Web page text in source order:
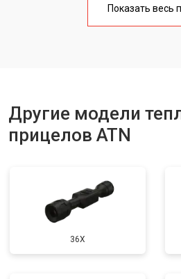
Показать весь
Другие модели
прицелов ATN
36X